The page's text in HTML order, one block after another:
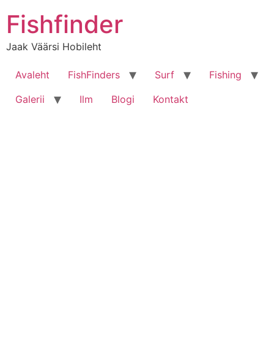
sisu
juurde
Fishfinder
Jaak Väärsi Hobileht
Avaleht FishFinders Surf
Fishing
Galerii
Ilm Blogi Kontakt